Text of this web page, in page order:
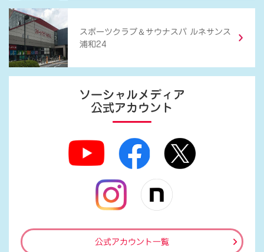
スポーツクラブ ＆ サウナスパ ルネサンス
浦和24
ソーシャルメディア
公式アカウント
公式アカウント一覧